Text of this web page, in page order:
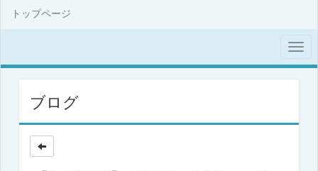
トップページ
ブログ